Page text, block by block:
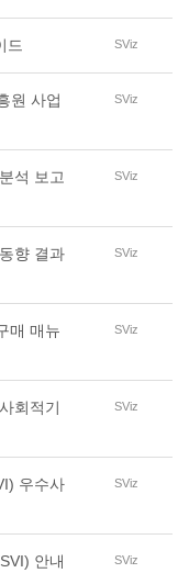
드 SViz
원 사업
SViz
석 보고
SViz
향 결과
SViz
매 매뉴
SViz
회적기
SViz
우수사
SViz
안내
SViz